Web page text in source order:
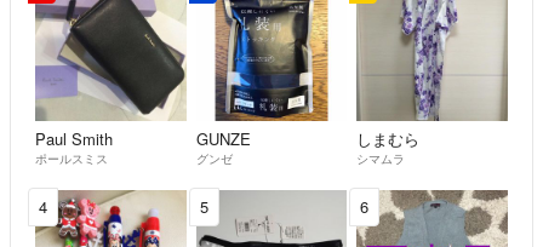
Paul Smith
ポールスミス
GUNZE
グンゼ
しまむら
シマムラ
4 5 6